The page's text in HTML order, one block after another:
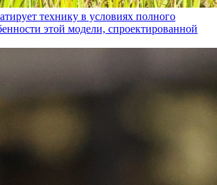
технику в условиях полного
этой модели, спроектированной